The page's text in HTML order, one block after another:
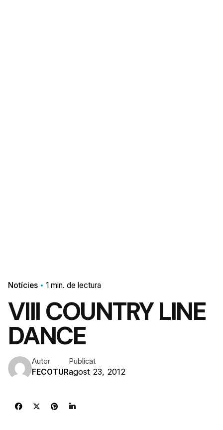
Notícies 1 min. de lectura
VIII COUNTRY LINE
DANCE
Autor
FECOTUR
Publicat
agost 23, 2012